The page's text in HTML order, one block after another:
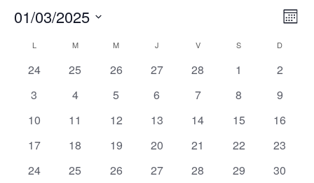
par
de
Mois
01/03/2025
date.
Calendrier
de
Évènements
L MMARDI M MERCREDI
J VVENDREDIS D
0
24
0
25
0
26
0
27
0
28
0
1
0
2
0
3
0
4
0
5
0
6
0
7
0
8
0
9
0
10
0
11
0
12
0
13
0
14
0
15
0
16
0
17
0
18
0
19
0
20
0
21
0
22
0
23
0
24
0
25
0
26
0
27
0
28
0
29
0
30